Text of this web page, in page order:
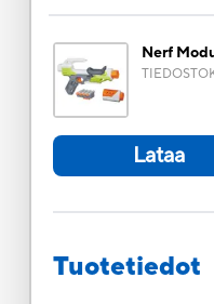
Nerf
Lataa
Tuotetiedot